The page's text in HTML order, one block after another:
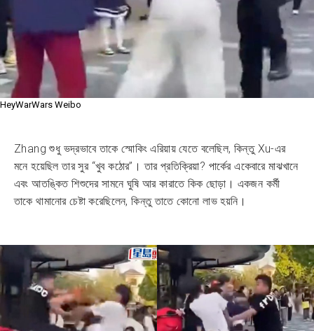
HeyWarWars Weibo
Zhang শুধু ভদ্রভাবে তাকে স্মোকিং এরিয়ায় যেতে বলেছিল, কিন্তু Xu-এর
মনে হয়েছিল তার সুর “খুব কঠোর”। তার প্রতিক্রিয়া? পার্কের একেবারে মাঝখানে
এবং আতঙ্কিত শিশুদের সামনে ঘুষি আর কারাতে কিক ছোড়া। একজন কর্মী
তাকে থামানোর চেষ্টা করেছিলেন, কিন্তু তাতে কোনো লাভ হয়নি।